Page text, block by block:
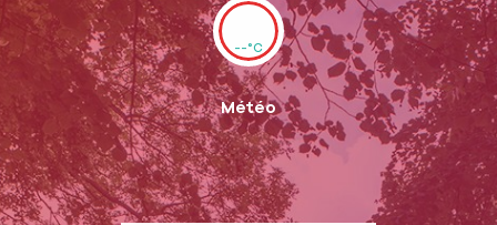
--°C
Météo